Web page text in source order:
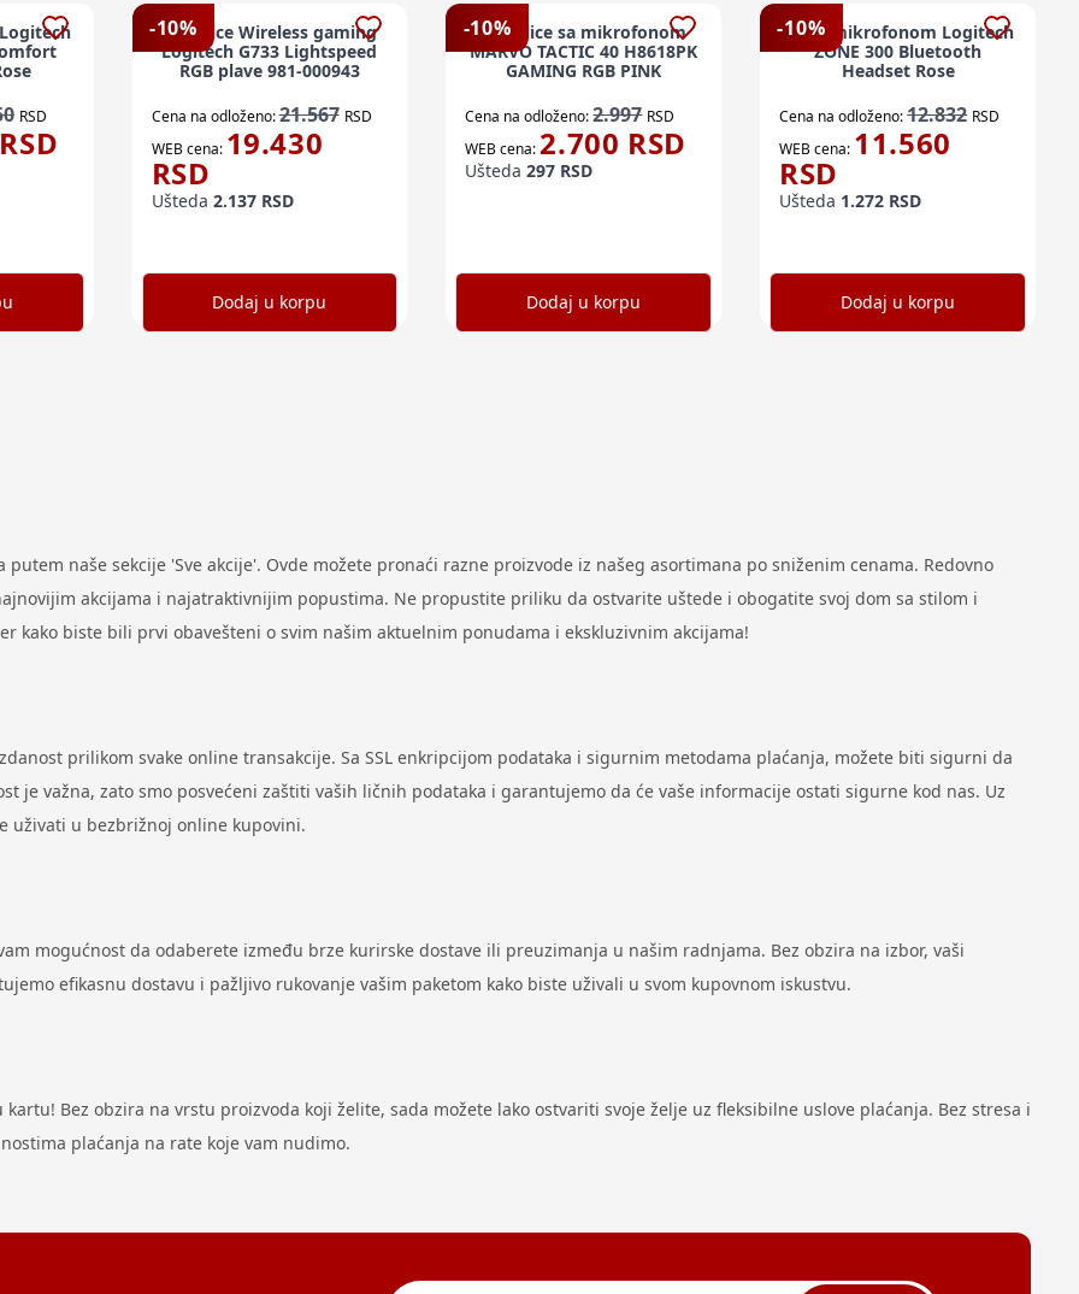
RSD
-10%
Slušalice Wireless gaming
Logitech G733 Lightspeed
RGB plave 981-000943
Cena na odloženo:21.567 RSD
WEB cena: 19.430
RSD
Ušteda 2.137RSD
Dodaj u korpu
-10%
Slusalice sa mikrofonom
MARVO TACTIC 40 H8618PK
GAMING RGB PINK
Cena na odloženo:2.997 RSD
WEB cena: 2.700 RSD
Ušteda 297 RSD
Dodaj u korpu
-10%
Sl. Sa mikrofonom Logitech
ZONE 300 Bluetooth
Headset Rose
Cena na odloženo:12.832 RSD
WEB cena: 11.560
RSD
Ušteda 1.272 RSD
Dodaj u korpu
naše sekcije 'Sve akcije'. Ovde možete pronaći razne proizvode iz našeg asortimana po sniženim cenama. Redovno
akcijama i najatraktivnijim popustima. Ne propustite priliku da ostvarite uštede i obogatite svoj dom sa stilom i
kako biste bili prvi obavešteni o svim našim aktuelnim ponudama i ekskluzivnim akcijama!
prilikom svake online transakcije. Sa SSL enkripcijom podataka i sigurnim metodama plaćanja, možete biti sigurni da
je važna, zato smo posvećeni zaštiti vaših ličnih podataka i garantujemo da će vaše informacije ostati sigurne kod nas. Uz
uživati u bezbrižnoj online kupovini.
mogućnost da odaberete između brze kurirske dostave ili preuzimanja u našim radnjama. Bez obzira na izbor, vaši
efikasnu dostavu i pažljivo rukovanje vašim paketom kako biste uživali u svom kupovnom iskustvu.
Bez obzira na vrstu proizvoda koji želite, sada možete lako ostvariti svoje želje uz fleksibilne uslove plaćanja. Bez stresa i
plaćanja na rate koje vam nudimo.